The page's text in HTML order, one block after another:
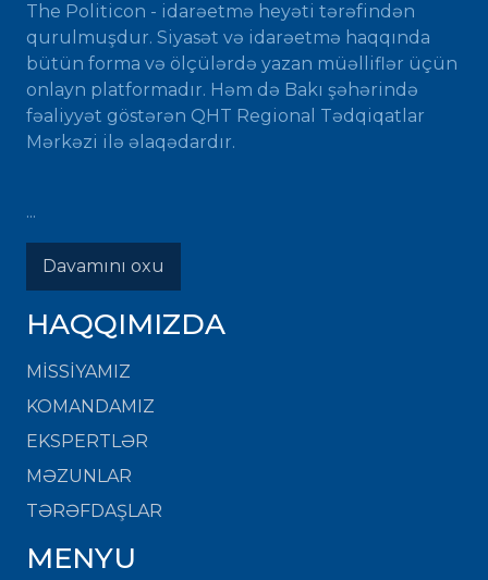
The Politicon - idarəetmə heyəti tərəfindən
qurulmuşdur. Siyasət və idarəetmə haqqında
bütün forma və ölçülərdə yazan müəlliflər üçün
onlayn platformadır. Həm də Bakı şəhərində
fəaliyyət göstərən QHT Regional Tədqiqatlar
Mərkəzi ilə əlaqədardır.
...
Davamını oxu
HAQQIMIZDA
MISSIYAMIZ
KOMANDAMIZ
EKSPERTLƏR
MƏZUNLAR
TƏRƏFDAŞLAR
MENYU